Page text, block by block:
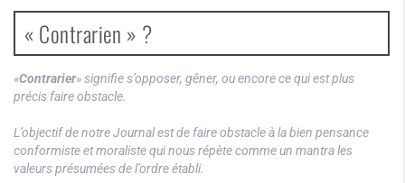
« Contrarien » ?
«Contrarier» signifie s’opposer, gêner, ou encore ce qui est plus
précis faire obstacle.
L’objectif de notre Journal est de faire obstacle à la bien pensance
conformiste et moraliste qui nous répète comme un mantra les
valeurs présumées de l’ordre établi.